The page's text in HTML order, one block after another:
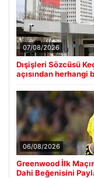
07/08/2026
Dışişleri Sözcüsü
açısından herhangi
06/08/2026
Greenwood İlk
Dahi Beğenisini